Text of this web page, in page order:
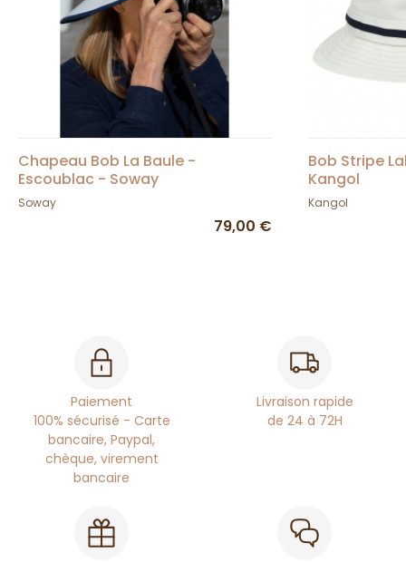
Chapeau Bob La Baule -
Escoublac - Soway
Soway
79,00 €
Bob Stripe
Kangol
Kangol
Paiement
100% sécurisé - Carte
bancaire, Paypal,
chèque, virement
bancaire
Livraison rapide
de 24 à 72H